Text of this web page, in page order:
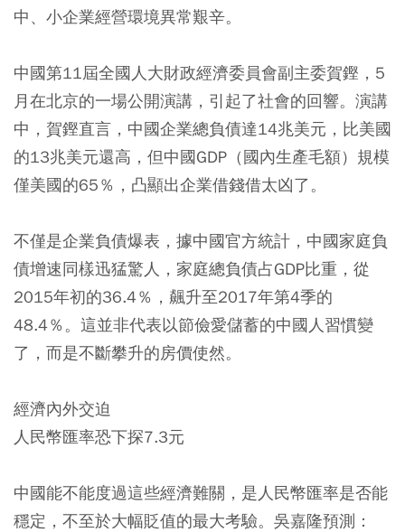
中、小企業經營環境異常艱辛。
中國第11屆全國人大財政經濟委員會副主委賀鏗，5
月在北京的一場公開演講，引起了社會的回響。演講
中，賀鏗直言，中國企業總負債達14兆美元，比美國
的13兆美元還高，但中國GDP（國內生產毛額）規模
僅美國的65％，凸顯出企業借錢借太凶了。
不僅是企業負債爆表，據中國官方統計，中國家庭負
債增速同樣迅猛驚人，家庭總負債占GDP比重，從
2015年初的36.4％，飆升至2017年第4季的
48.4％。這並非代表以節儉愛儲蓄的中國人習慣變
了，而是不斷攀升的房價使然。
經濟內外交迫
人民幣匯率恐下探7.3元
中國能不能度過這些經濟難關，是人民幣匯率是否能
穩定，不至於大幅貶值的最大考驗。吳嘉隆預測：